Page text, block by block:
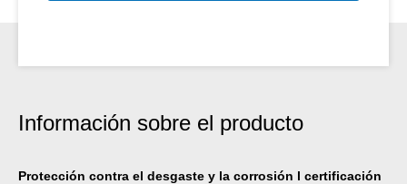
Información sobre el producto
Protección contra el desgaste y la corrosión l certificación